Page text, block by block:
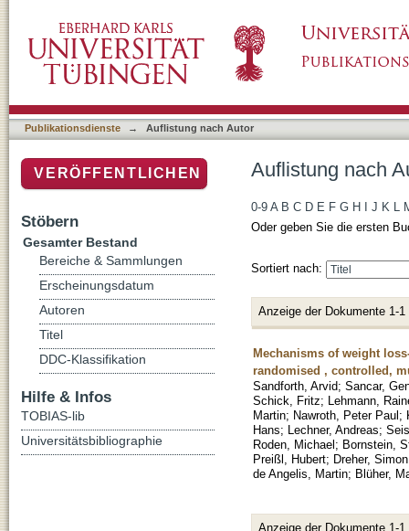
Publikationsdienste → Auflistung nach Autor
Auflistung nach
0-9 A B C D E F G H J K L
Oder geben Sie die ersten
Sortiert nach:
Anzeige der Dokumente 1-1
Mechanisms of weight
randomised , controlled,
Sandforth, Arvid; Sancar,
Schick, Fritz; Lehmann,
Martin; Nawroth, Peter Paul;
Hans; Lechner, Andreas;
Roden, Michael; Bornstein,
Preißl, Hubert; Dreher,
de Angelis, Martin; Blüher,
Anzeige der Dokumente 1-1
VERÖFFENTLICHEN
Stöbern
Gesamter Bestand
Bereiche & Sammlungen
Erscheinungsdatum
Autoren
Titel
DDC-Klassifikation
Hilfe & Infos
TOBIAS-lib
Universitätsbibliographie